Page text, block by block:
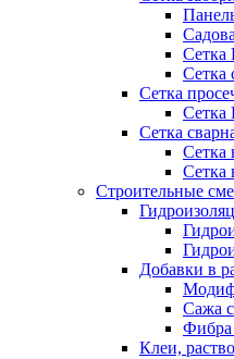
Сетка
Сетка
Сетка
Сетка
Сетка
Сетка
Строительные
Добавки в
Сажа
Фибра
Клеи,